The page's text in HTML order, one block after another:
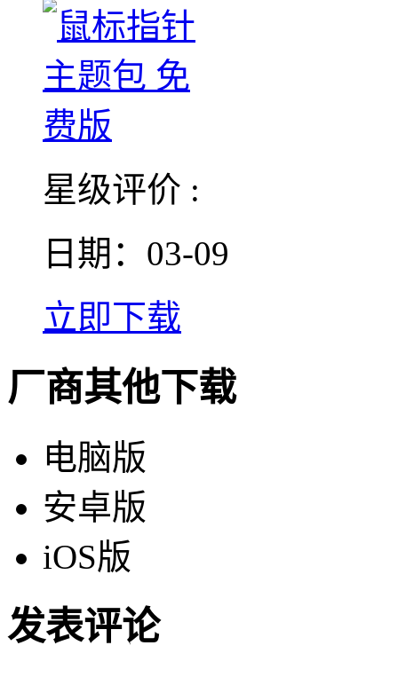
星级评价 :
日期：03-09
立即下载
厂商其他下载
电脑版
安卓版
iOS版
发表评论